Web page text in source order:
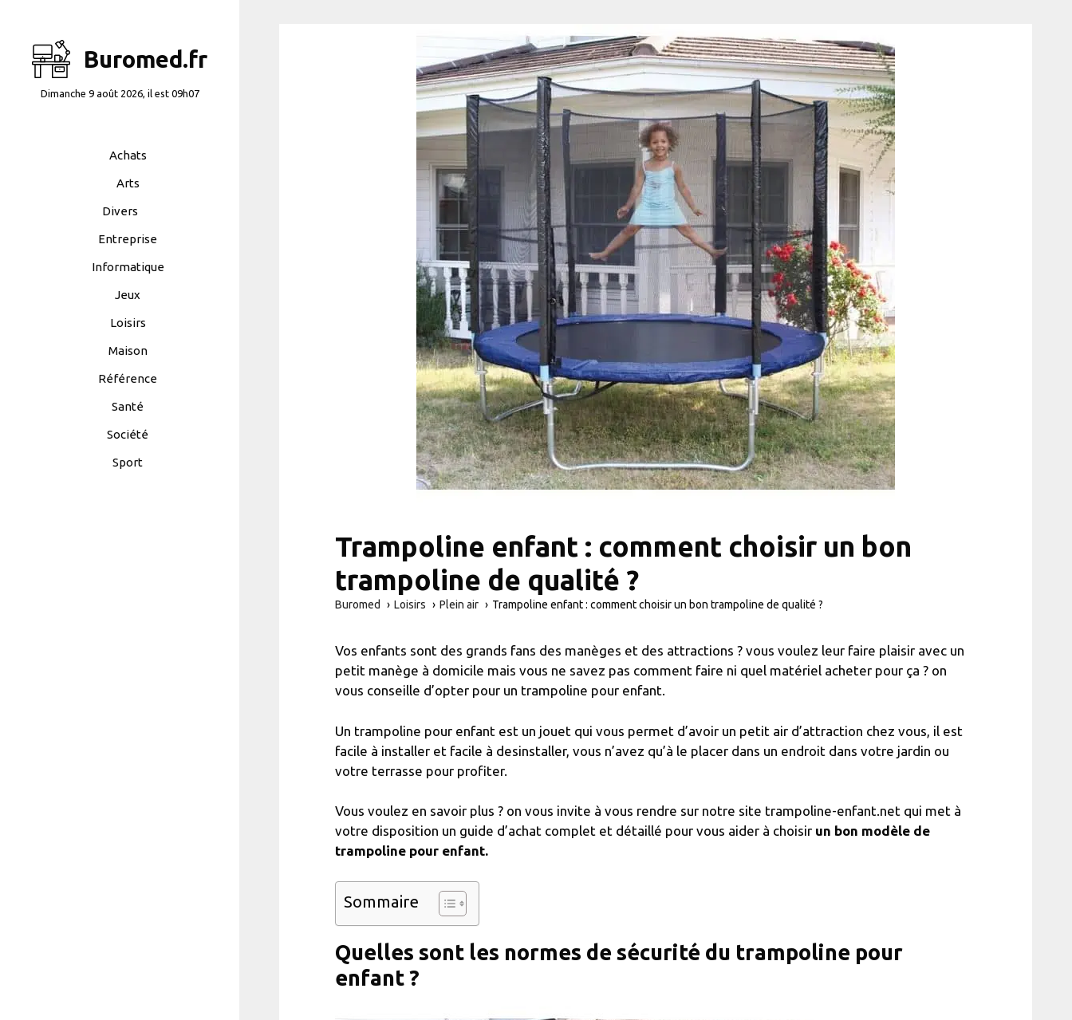
Buromed.fr
Achats
Arts
Divers
Entreprise
Informatique
Jeux
Loisirs
Maison
Référence
Santé
Société
Sport
Dimanche 9 août 2026, il est 09h07
Trampoline enfant : comment choisir un bon
trampoline de qualité ?
Buromed Loisirs Plein air Trampoline enfant : comment choisir un bon trampoline de qualité ?
Vos enfants sont des grands fans des manèges et des attractions ? vous voulez leur faire plaisir avec un
petit manège à domicile mais vous ne savez pas comment faire ni quel matériel acheter pour ça ? on
vous conseille d’opter pour un trampoline pour enfant.
Un trampoline pour enfant est un jouet qui vous permet d’avoir un petit air d’attraction chez vous, il est
facile à installer et facile à desinstaller, vous n’avez qu’à le placer dans un endroit dans votre jardin ou
votre terrasse pour profiter.
Vous voulez en savoir plus ? on vous invite à vous rendre sur notre site trampoline-enfant.net qui met à
votre disposition un guide d’achat complet et détaillé pour vous aider à choisir un bon modèle de
trampoline pour enfant.
Sommaire
Quelles sont les normes de sécurité du trampoline pour
enfant ?